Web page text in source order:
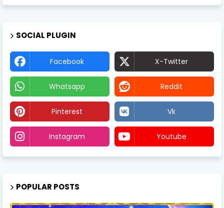
SOCIAL PLUGIN
Facebook X-Twitter
Whatsapp Reddit
Pinterest Vk
Instagram Youtube
POPULAR POSTS